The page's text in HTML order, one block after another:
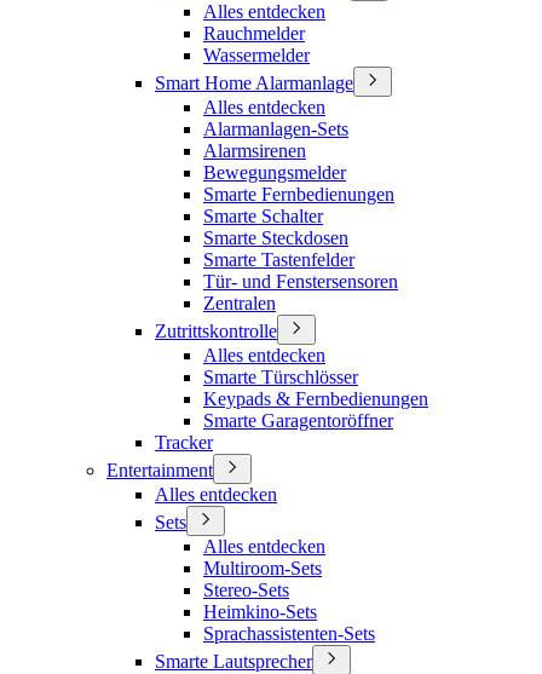
Alles entdecken
Rauchmelder
Wassermelder
Smart Home Alarmanlage
Alles entdecken
Alarmanlagen-Sets
Alarmsirenen
Bewegungsmelder
Smarte Fernbedienungen
Smarte Schalter
Smarte Steckdosen
Smarte Tastenfelder
Tür- und Fenstersensoren
Zentralen
Zutrittskontrolle
Alles entdecken
Smarte Türschlösser
Keypads & Fernbedienungen
Smarte Garagentoröffner
Tracker
Entertainment
Alles entdecken
Sets
Alles entdecken
Multiroom-Sets
Stereo-Sets
Heimkino-Sets
Sprachassistenten-Sets
Smarte Lautsprecher